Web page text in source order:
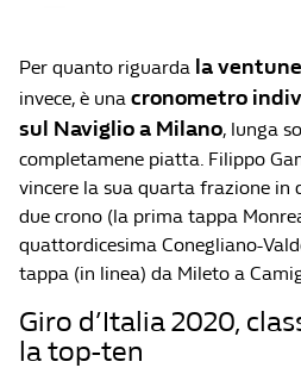
Per quanto riguarda la
invece, è una cronometro
sul Naviglio a Milano, lunga
completamene piatta. Filippo
vincere la sua quarta frazione in
due crono (la prima tappa
quattordicesima Conegliano-
tappa (in linea) da Mileto a
Giro d’Italia 2020,
la top-ten